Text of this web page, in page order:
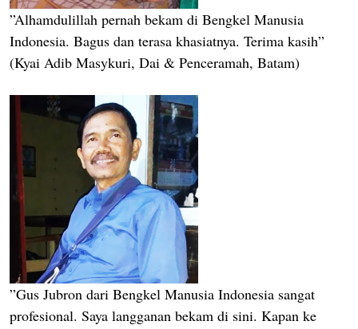
”Alhamdulillah pernah bekam di Bengkel Manusia
Indonesia. Bagus dan terasa khasiatnya. Terima kasih”
(Kyai Adib Masykuri, Dai & Penceramah, Batam)
”Gus Jubron dari Bengkel Manusia Indonesia sangat
profesional. Saya langganan bekam di sini. Kapan ke